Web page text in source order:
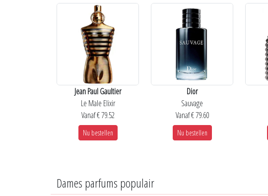
Jean Paul Gaultier
Le Male Elixir
Vanaf € 79.52
Nu bestellen
Dior
Sauvage
Vanaf € 79.60
Nu bestellen
Dames parfums populair